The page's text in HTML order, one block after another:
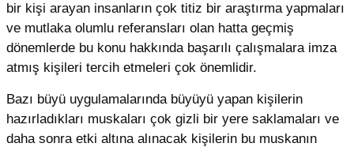
bir kişi arayan insanların çok titiz bir araştırma yapmaları
ve mutlaka olumlu referansları olan hatta geçmiş
dönemlerde bu konu hakkında başarılı çalışmalara imza
atmış kişileri tercih etmeleri çok önemlidir.
Bazı büyü uygulamalarında büyüyü yapan kişilerin
hazırladıkları muskaları çok gizli bir yere saklamaları ve
daha sonra etki altına alınacak kişilerin bu muskanın